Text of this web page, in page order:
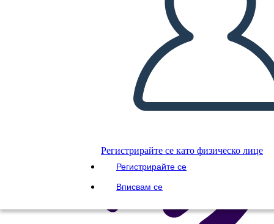
Регистрирайте се като физическо лице
Регистрирайте се
Вписвам се